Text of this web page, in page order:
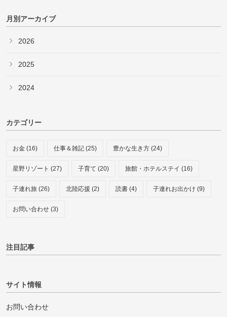
月別アーカイブ
2026
2025
2024
カテゴリー
お金 (16) 仕事＆雑記 (25) 豊かな生き方 (24)
星野リゾート (27) 子育て (20) 旅館・ホテルステイ (16)
子連れ旅 (26) 北陸応援 (2) 読書 (4) 子連れお出かけ (9)
お問い合わせ (3)
注目記事
サイト情報
お問い合わせ